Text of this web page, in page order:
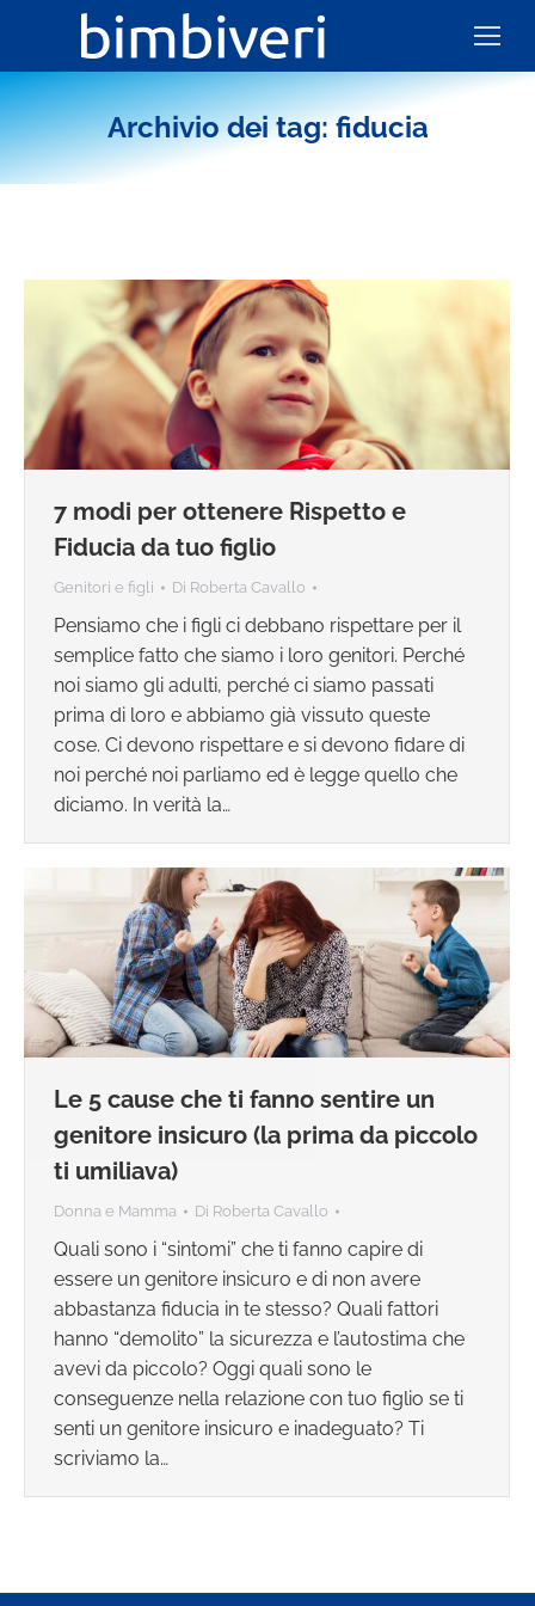
Archivio dei tag:fiducia
7 modi per ottenere Rispetto e
Fiducia da tuo figlio
Genitori e figli Di Roberta Cavallo
Pensiamo che i figli ci debbano rispettare per il
semplice fatto che siamo i loro genitori. Perché
noi siamo gli adulti, perché ci siamo passati
prima di loro e abbiamo già vissuto queste
cose. Ci devono rispettare e si devono fidare di
noi perché noi parliamo ed è legge quello che
diciamo. In verità la…
Le 5 cause che ti fanno sentire un
genitore insicuro (la prima da piccolo
ti umiliava)
Donna e Mamma Di Roberta Cavallo
Quali sono i “sintomi” che ti fanno capire di
essere un genitore insicuro e di non avere
abbastanza fiducia in te stesso? Quali fattori
hanno “demolito” la sicurezza e l’autostima che
avevi da piccolo? Oggi quali sono le
conseguenze nella relazione con tuo figlio se ti
senti un genitore insicuro e inadeguato? Ti
scriviamo la…